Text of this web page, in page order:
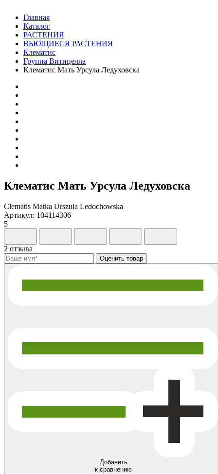
Главная
Каталог
РАСТЕНИЯ
ВЬЮЩИЕСЯ РАСТЕНИЯ
Клематис
Группа Витицелла
Клематис Мать Урсула Ледуховска
Клематис Мать Урсула Ледуховска
Clematis Matka Urszula Ledochowska
Артикул: 104114306
5
2 отзыва
Добавить
к сравнению